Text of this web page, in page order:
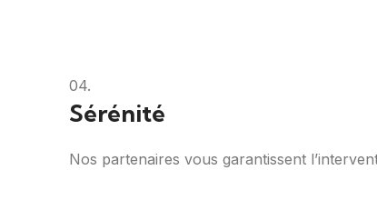
04.
Sérénité
Nos partenaires vous garantissent